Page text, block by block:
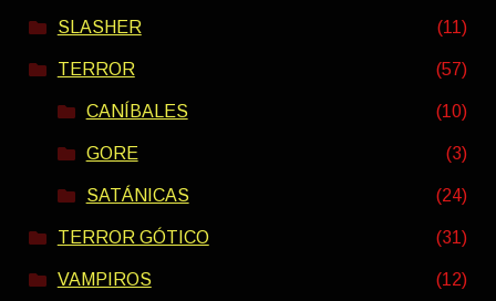
SLASHER (11)
TERROR (57)
CANÍBALES (10)
GORE (3)
SATÁNICAS (24)
TERROR GÓTICO (31)
VAMPIROS (12)